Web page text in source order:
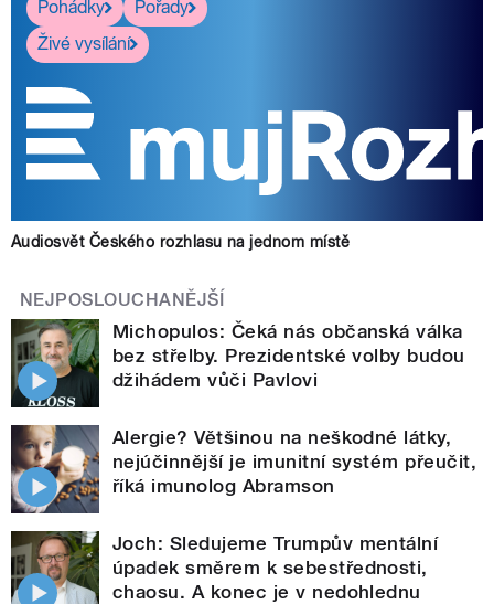
Pohádky
Pořady
Živé vysílání
Audiosvět Českého rozhlasu na jednom místě
NEJPOSLOUCHANĚJŠÍ
Michopulos: Čeká nás občanská válka
bez střelby. Prezidentské volby budou
džihádem vůči Pavlovi
Alergie? Většinou na neškodné látky,
nejúčinnější je imunitní systém přeučit,
říká imunolog Abramson
Joch: Sledujeme Trumpův mentální
úpadek směrem k sebestřednosti,
chaosu. A konec je v nedohlednu